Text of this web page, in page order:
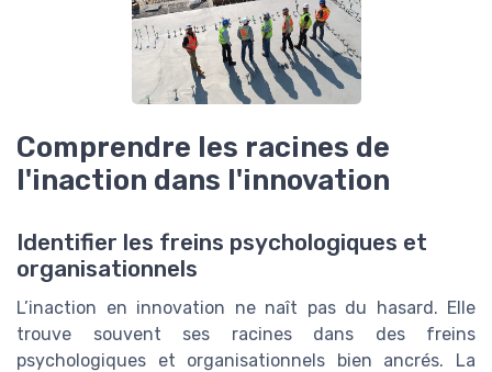
Comprendre les racines de
l'inaction dans l'innovation
Identifier les freins psychologiques et
organisationnels
L’inaction en innovation ne naît pas du hasard. Elle
trouve souvent ses racines dans des freins
psychologiques et organisationnels bien ancrés. La